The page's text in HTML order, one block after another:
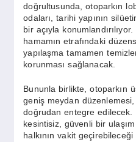
doğrultusunda, otoparkın
odaları, tarihi yapının
bir açıyla
hamamın etrafındaki
yapılaşma tamamen
korunması sağlanacak.
Bununla birlikte, otoparkın
geniş meydan
doğrudan entegre edilecek.
kesintisiz, güvenli bir
halkının vakit